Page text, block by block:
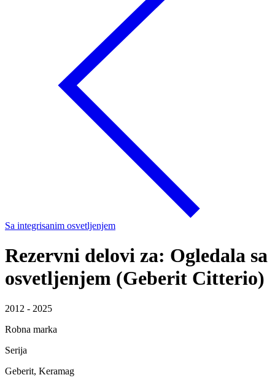
Sa integrisanim osvetljenjem
Rezervni delovi za: Ogledala sa
osvetljenjem (Geberit Citterio)
2012 - 2025
Robna marka
Serija
Geberit, Keramag